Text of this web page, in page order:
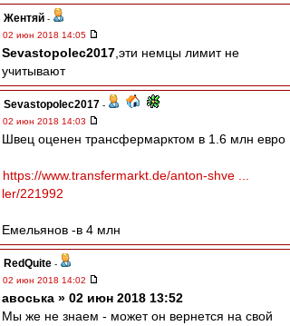
Жентяй -
02 июн 2018 14:05
Sevastopolec2017 ,эти немцы лимит не
учитывают
Sevastopolec2017 -
02 июн 2018 14:03
Швец оценен трансфермарктом в 1.6 млн евро
https://www.transfermarkt.de/anton-shve ...
ler/221992
Емельянов -в 4 млн
RedQuite -
02 июн 2018 14:02
авоська » 02 июн 2018 13:52
Мы же не знаем - может он вернется на свой